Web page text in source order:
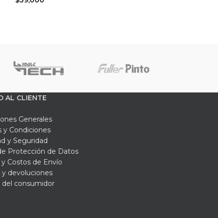
la combinación perfecta de protección,
AL CLIENTE
Generales
y Condiciones
y Seguridad
Protección de Datos
Costos de Envío
y devoluciones
consumidor